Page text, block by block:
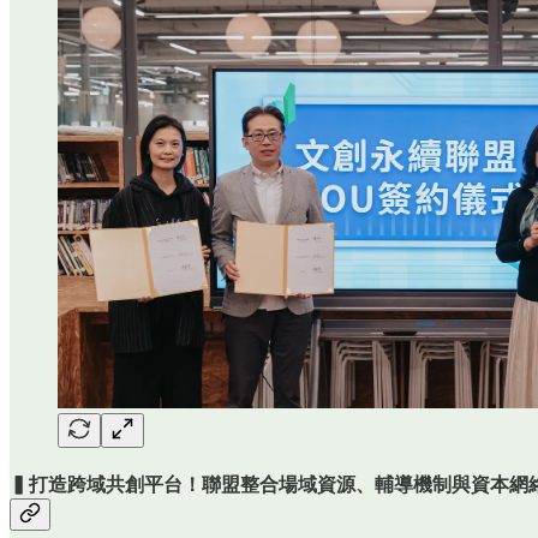
▍打造跨域共創平台！聯盟整合場域資源、輔導機制與資本網